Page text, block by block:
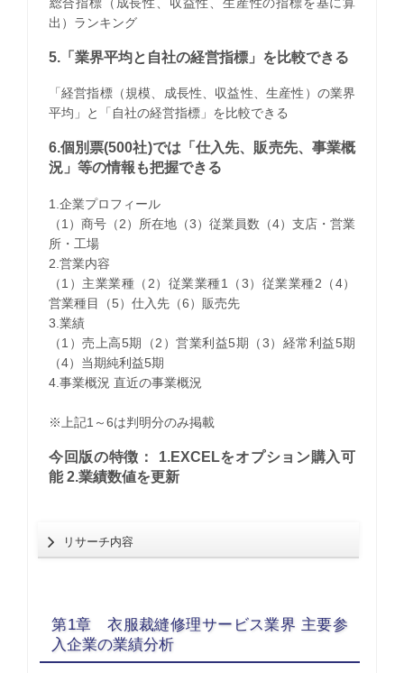
出）ランキング
5.「業界平均と自社の経営指標」を比較できる
「経営指標（規模、成長性、収益性、生産性）の業界
平均」と「自社の経営指標」を比較できる
6.個別票(500社)では「仕入先、販売先、事業概
況」等の情報も把握できる
1.企業プロフィール
（1）商号（2）所在地（3）従業員数（4）支店・営業
所・工場
2.営業内容
（1）主業業種（2）従業業種1（3）従業業種2（4）
営業種目（5）仕入先（6）販売先
3.業績
（1）売上高5期（2）営業利益5期（3）経常利益5期
（4）当期純利益5期
4.事業概況 直近の事業概況
※上記1～6は判明分のみ掲載
今回版の特徴： 1.EXCELをオプション購入可
能 2.業績数値を更新
リサーチ内容
第1章 衣服裁縫修理サービス業界 主要参
入企業の業績分析